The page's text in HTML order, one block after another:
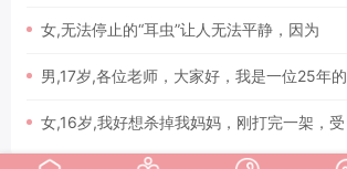
女,无法停止的“耳虫”让人无法平静，因为
男,17岁,各位老师，大家好，我是一位25年的
女,16岁,我好想杀掉我妈妈，刚打完一架，受